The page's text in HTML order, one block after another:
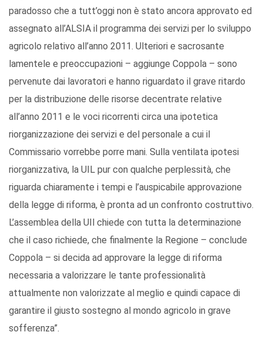
paradosso che a tutt’oggi non è stato ancora approvato ed
assegnato all’ALSIA il programma dei servizi per lo sviluppo
agricolo relativo all’anno 2011. Ulteriori e sacrosante
lamentele e preoccupazioni – aggiunge Coppola – sono
pervenute dai lavoratori e hanno riguardato il grave ritardo
per la distribuzione delle risorse decentrate relative
all’anno 2011 e le voci ricorrenti circa una ipotetica
riorganizzazione dei servizi e del personale a cui il
Commissario vorrebbe porre mani. Sulla ventilata ipotesi
riorganizzativa, la UIL pur con qualche perplessità, che
riguarda chiaramente i tempi e l’auspicabile approvazione
della legge di riforma, è pronta ad un confronto costruttivo.
L’assemblea della UIl chiede con tutta la determinazione
che il caso richiede, che finalmente la Regione – conclude
Coppola – si decida ad approvare la legge di riforma
necessaria a valorizzare le tante professionalità
attualmente non valorizzate al meglio e quindi capace di
garantire il giusto sostegno al mondo agricolo in grave
sofferenza”.